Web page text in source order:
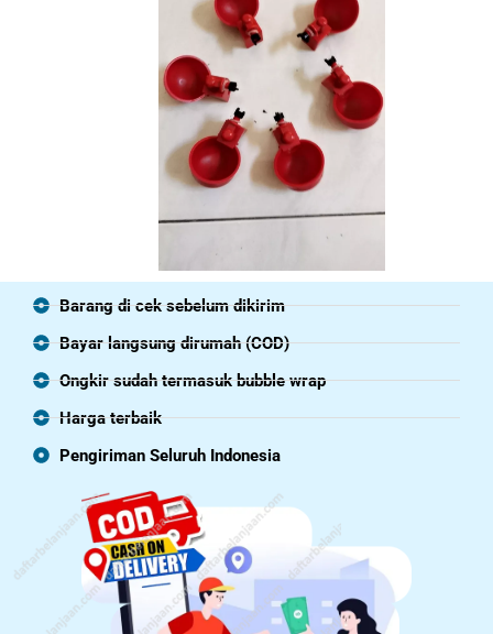
Barang di cek sebelum dikirim
Bayar langsung dirumah (COD)
Ongkir sudah termasuk bubble wrap
Harga terbaik
Pengiriman Seluruh Indonesia